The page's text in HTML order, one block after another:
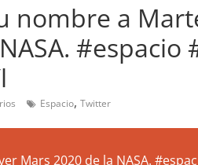
nombre a
#espacio
Espacio, Twitter
Mars 2020 de la NASA.